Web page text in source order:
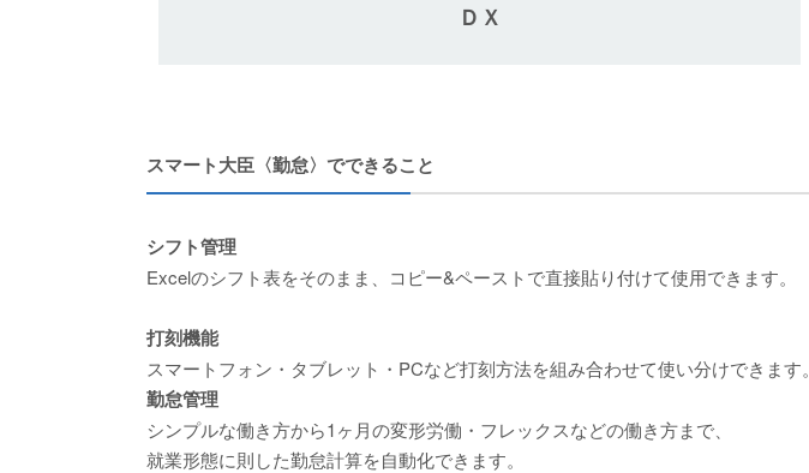
ＤＸ
スマート大臣〈勤怠〉でできること
シフト管理
Excelのシフト表をそのまま、コピー&ペーストで直接貼り付けて使用できます。
打刻機能
スマートフォン・タブレット・PCなど打刻方法を組み合わせて使い分けできます。
勤怠管理
シンプルな働き方から1ヶ月の変形労働・フレックスなどの働き方まで、
就業形態に則した勤怠計算を自動化できます。